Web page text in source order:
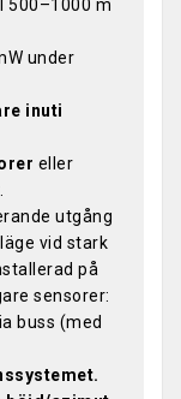
500–1000 m
under
inuti
eller
utgång
vid stark
på
sensorer:
buss (med